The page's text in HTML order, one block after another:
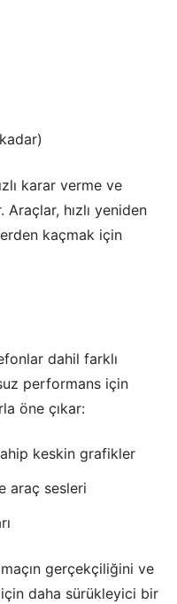
karar verme ve
hızlı yeniden
kaçmak için
dahil farklı
performans için
öne çıkar:
keskin grafikler
araç sesleri
gerçekçiliğini ve
için daha sürükleyici bir